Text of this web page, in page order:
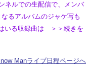
ネルでの生配信で、メンバ
るアルバムのジャケ写も
いる収録曲は ＞＞続きを
Manライブ日程ページへ